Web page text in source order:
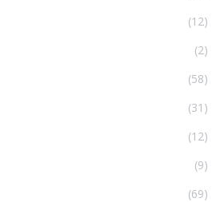
(12)
(2)
(58)
(31)
(12)
(9)
(69)